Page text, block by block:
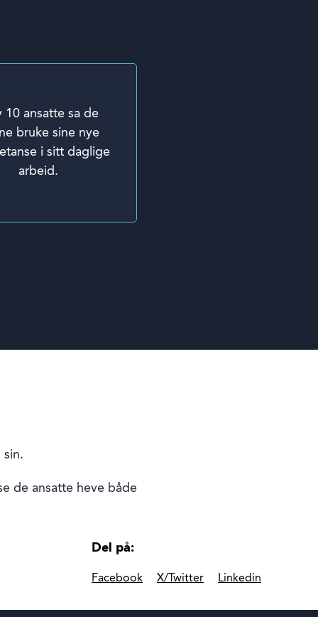
10 ansatte sa de
bruke sine nye
i sitt daglige
arbeid.
sin.
de ansatte heve både
Del på:
Facebook X/Twitter Linkedin